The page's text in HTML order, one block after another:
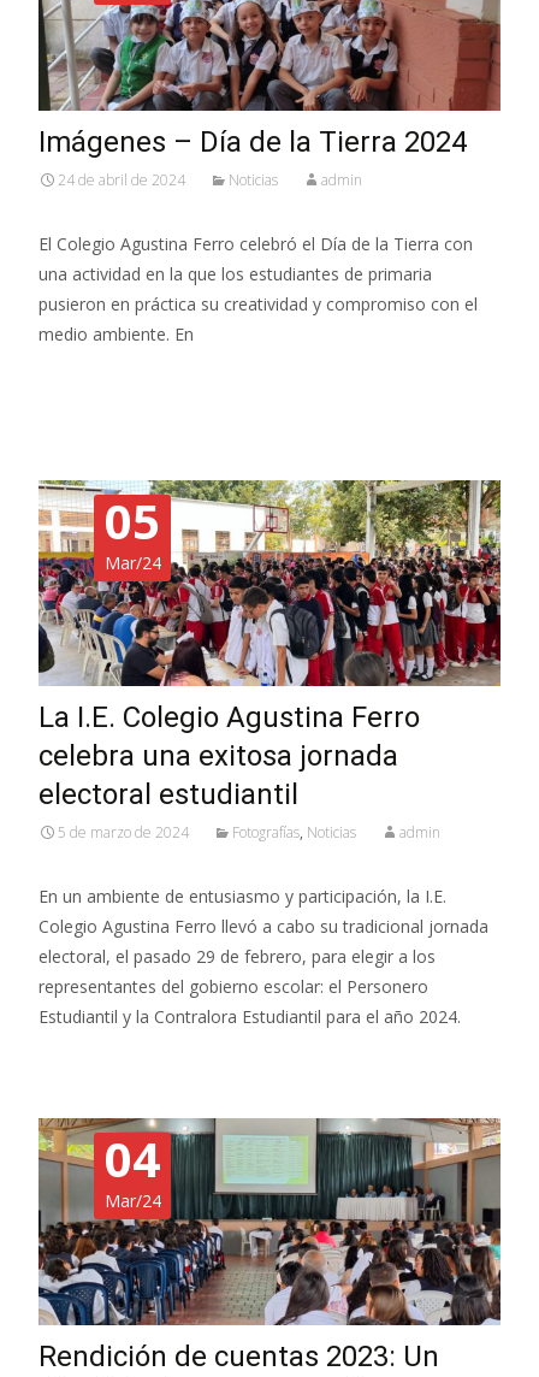
Imágenes – Día de la Tierra 2024
24 de abril de 2024 Noticias admin
El Colegio Agustina Ferro celebró el Día de la Tierra con
una actividad en la que los estudiantes de primaria
pusieron en práctica su creatividad y compromiso con el
medio ambiente. En
05
Mar/24
La I.E. Colegio Agustina Ferro
celebra una exitosa jornada
electoral estudiantil
5 de marzo de 2024 Fotografías, Noticias admin
En un ambiente de entusiasmo y participación, la I.E.
Colegio Agustina Ferro llevó a cabo su tradicional jornada
electoral, el pasado 29 de febrero, para elegir a los
representantes del gobierno escolar: el Personero
Estudiantil y la Contralora Estudiantil para el año 2024.
04
Mar/24
Rendición de cuentas 2023: Un